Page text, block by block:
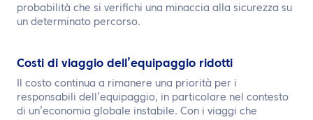
probabilità che si verifichi una minaccia alla sicurezza su
un determinato percorso.
Costi di viaggio dell’equipaggio ridotti
Il costo continua a rimanere una priorità per i
responsabili dell’equipaggio, in particolare nel contesto
di un’economia globale instabile. Con i viaggi che